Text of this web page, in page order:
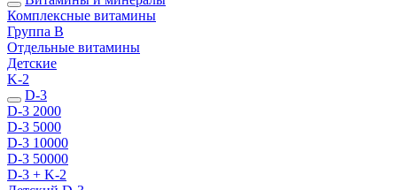
Комплексные витамины
Группа B
Отдельные витамины
Детские
K-2
D-3
D-3 2000
D-3 5000
D-3 10000
D-3 50000
D-3 + K-2